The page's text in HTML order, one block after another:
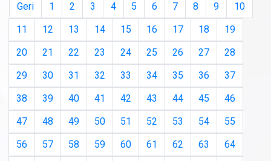
Geri 1 2 3 4 5 6 7 8 9
10
11
12 13 14 15 16 17 18
19
20
21 22 23 24 25 26 27
28
29
30 31 32 33 34 35 36
37
38
39 40 41 42 43 44 45
46
47
48 49 50 51 52 53 54
55
56
57 58 59 60 61 62 63
64